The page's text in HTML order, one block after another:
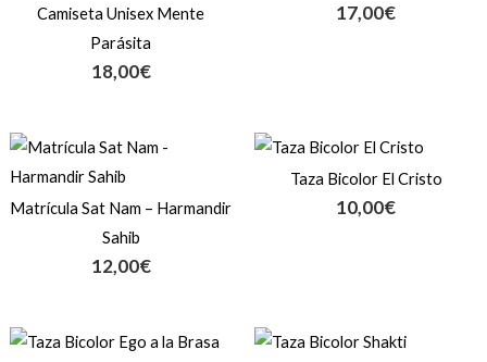
Camiseta Unisex Mente
Parásita
18,00€
17,00€
Matrícula Sat Nam – Harmandir
Sahib
12,00€
Taza Bicolor El Cristo
10,00€